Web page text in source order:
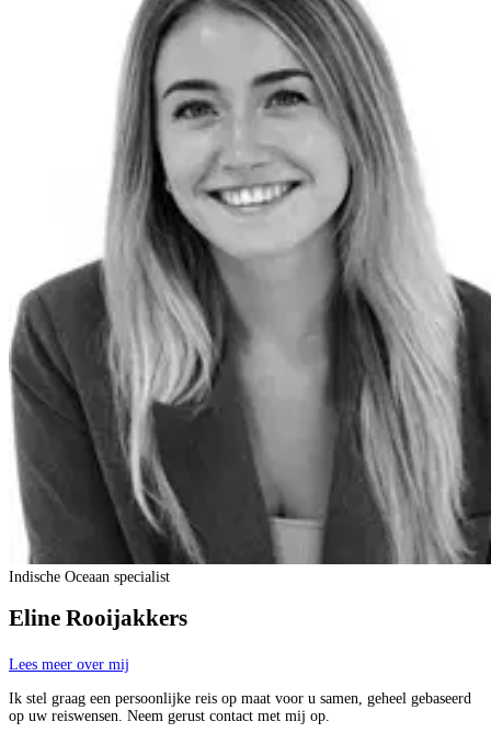
Indische Oceaan specialist
Eline Rooijakkers
Lees meer over mij
Ik stel graag een persoonlijke reis op maat voor u samen, geheel gebaseerd
op uw reiswensen. Neem gerust contact met mij op.